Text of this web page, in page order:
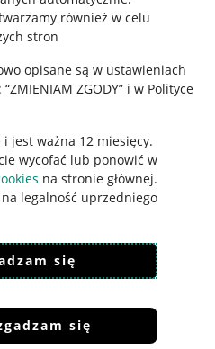
również w celu
stron
opisane są w ustawieniach
ZGODY” i w Polityce
jest ważna 12 miesięcy.
wycofać lub ponowić w
na stronie głównej.
legalność uprzedniego
ochrony prywatności
się
się
Cyfrowych
akceptacjęregulaminu